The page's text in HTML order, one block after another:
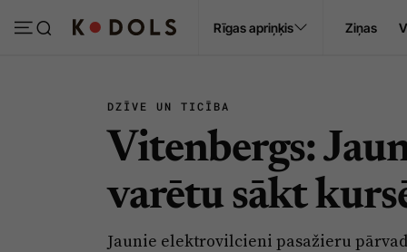
Rīgas apriņķis Ziņas
DZĪVE UN TICĪBA
Vitenbergs:
varētu sākt
Jaunie elektrovilcieni pasažieru